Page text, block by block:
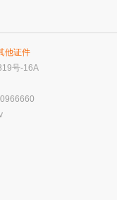
他证件
号-16A